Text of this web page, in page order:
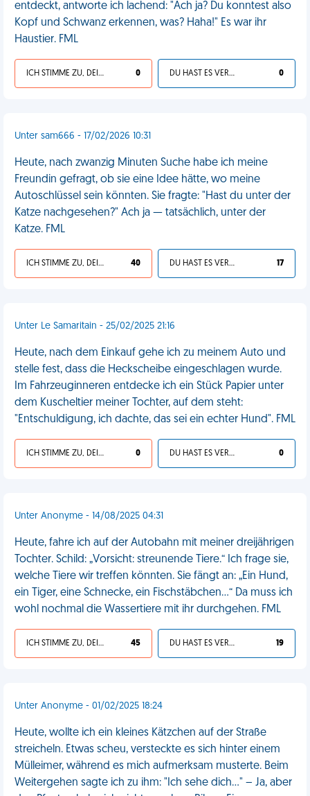
entdeckt, antworte ich lachend: "Ach ja? Du konntest also
Kopf und Schwanz erkennen, was? Haha!" Es war ihr
Haustier. FML
ICH STIMME ZU, DEIN LEBEN IST SCHEISSE 0 DU HAST ES VERDIENT 0
Unter sam666 - 17/02/2026 10:31
Heute, nach zwanzig Minuten Suche habe ich meine
Freundin gefragt, ob sie eine Idee hätte, wo meine
Autoschlüssel sein könnten. Sie fragte: "Hast du unter der
Katze nachgesehen?" Ach ja — tatsächlich, unter der
Katze. FML
ICH STIMME ZU, DEIN LEBEN IST SCHEISSE 40 DU HAST ES VERDIENT 17
Unter Le Samaritain - 25/02/2025 21:16
Heute, nach dem Einkauf gehe ich zu meinem Auto und
stelle fest, dass die Heckscheibe eingeschlagen wurde.
Im Fahrzeuginneren entdecke ich ein Stück Papier unter
dem Kuscheltier meiner Tochter, auf dem steht:
"Entschuldigung, ich dachte, das sei ein echter Hund". FML
ICH STIMME ZU, DEIN LEBEN IST SCHEISSE 0 DU HAST ES VERDIENT 0
Unter Anonyme - 14/08/2025 04:31
Heute, fahre ich auf der Autobahn mit meiner dreijährigen
Tochter. Schild: „Vorsicht: streunende Tiere.“ Ich frage sie,
welche Tiere wir treffen könnten. Sie fängt an: „Ein Hund,
ein Tiger, eine Schnecke, ein Fischstäbchen…“ Da muss ich
wohl nochmal die Wassertiere mit ihr durchgehen. FML
ICH STIMME ZU, DEIN LEBEN IST SCHEISSE 45 DU HAST ES VERDIENT 19
Unter Anonyme - 01/02/2025 18:24
Heute, wollte ich ein kleines Kätzchen auf der Straße
streicheln. Etwas scheu, versteckte es sich hinter einem
Mülleimer, während es mich aufmerksam musterte. Beim
Weitergehen sagte ich zu ihm: "Ich sehe dich..." – Ja, aber